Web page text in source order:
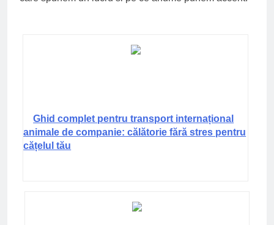
Ghid complet pentru transport internațional
animale de companie: călătorie fără stres pentru
cățelul tău